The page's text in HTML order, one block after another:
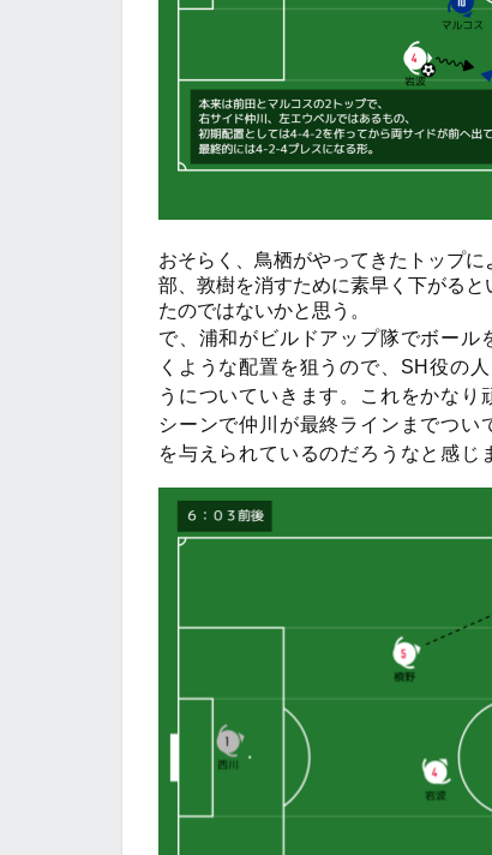
おそらく、鳥栖がやってきたトップ
部、敦樹を消すために素早く下がる
たのではないかと思う。
で、浦和がビルドアップ隊でボー
くような配置を狙うので、SH役の
うについていきます。これをかな
シーンで仲川が最終ラインまでつい
を与えられているのだろうなと感じ